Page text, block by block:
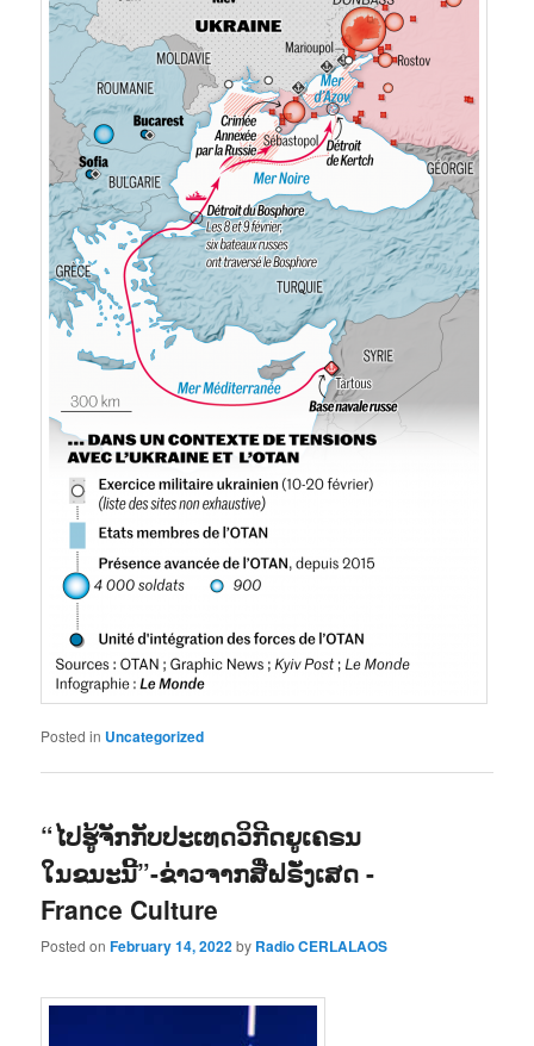
Posted in Uncategorized
“ໄປຮູ້ຈັກກັບປະເທດວິກີດຍູເຄຣນ
ໃນຂນະນີ້”-ຂ່າວຈາກສື່ຝຣັ່ງເສດ -
France Culture
Posted onFebruary 14, 2022by Radio CERLALAOS